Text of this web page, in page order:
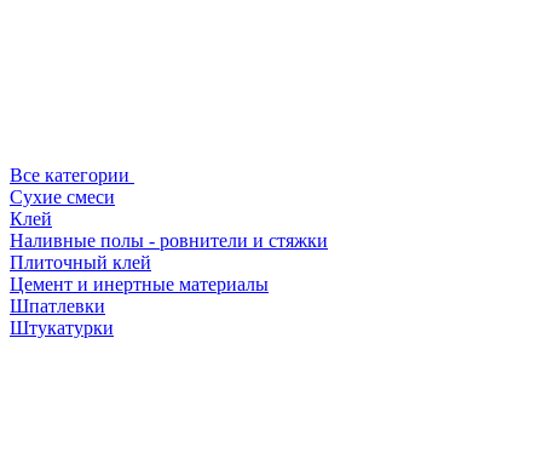
Все категории
Сухие смеси
Клей
Наливные полы - ровнители и стяжки
Плиточный клей
Цемент и инертные материалы
Шпатлевки
Штукатурки